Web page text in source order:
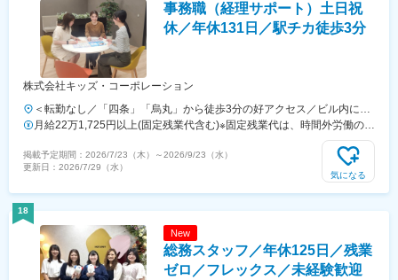
勤交通費支給（上限なし／当社規定に基づく）☆受動喫煙対策：原則あ
り（勤務先に従う）
事務職（経理サポート）土日祝
休／年休131日／駅チカ徒歩3分
株式会社キッズ・コーポレーション
＜転勤なし／「四条」「烏丸」から徒歩3分の好アクセス／ビル内に駐
輪場あり＞【京都本社】京都府京都市中京区烏丸通四条上る笋町689番
地京都御幸ビル4Ｆ＜アクセス＞京都市営地下鉄烏丸線 四条駅徒歩3
分阪急京都線 烏丸駅徒歩3分
月給22万1,725円以上(固定残業代含む)※固定残業代は、時間外労働の有
無に関わらず月25時間分を、月3万7,725円以上支給※上記を超える時間
外労働分は追加で支給※年齢・経験・スキルを考慮の上、弊社規定によ
り優遇します。
掲載予定期間： 2026/7/23（木） ～2026/9/23（水）
更新日： 2026/7/29（水）
気になる
18
New
総務スタッフ／年休125日／残業
ゼロ／フレックス／未経験歓迎